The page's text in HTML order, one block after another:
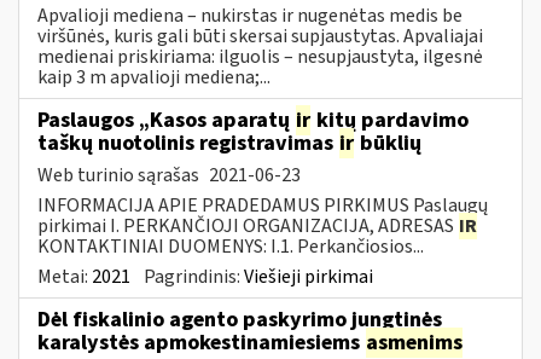
Apvalioji mediena – nukirstas ir nugenėtas medis be
viršūnės, kuris gali būti skersai supjaustytas. Apvaliajai
medienai priskiriama: ilguolis – nesupjaustyta, ilgesnė
kaip 3 m apvalioji mediena;...
Paslaugos „Kasos aparatų ir kitų pardavimo
taškų nuotolinis registravimas ir būklių
Web turinio sąrašas 2021-06-23
INFORMACIJA APIE PRADEDAMUS PIRKIMUS Paslaugų
pirkimai I. PERKANČIOJI ORGANIZACIJA, ADRESAS IR
KONTAKTINIAI DUOMENYS: I.1. Perkančiosios...
Metai: 2021 Pagrindinis:Viešieji pirkimai
Dėl fiskalinio agento paskyrimo jungtinės
karalystės apmokestinamiesiems asmenims